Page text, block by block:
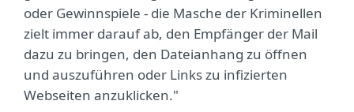
oder Gewinnspiele - die Masche der Kriminellen
zielt immer darauf ab, den Empfänger der Mail
dazu zu bringen, den Dateianhang zu öffnen
und auszuführen oder Links zu infizierten
Webseiten anzuklicken."